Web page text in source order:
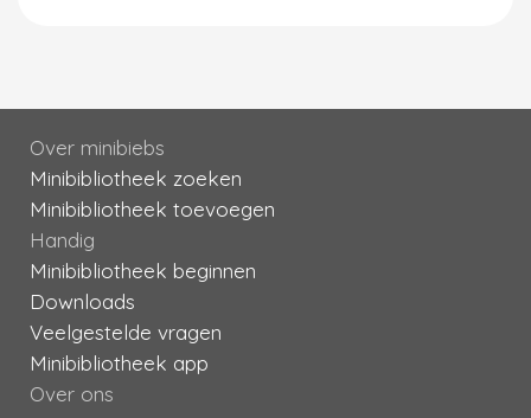
Over minibiebs
Minibibliotheek zoeken
Minibibliotheek toevoegen
Handig
Minibibliotheek beginnen
Downloads
Veelgestelde vragen
Minibibliotheek app
Over ons